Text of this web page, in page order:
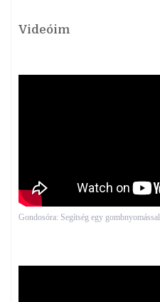
Videóim
Gondosóra: Segítség egy